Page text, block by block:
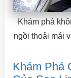
Khám phá
ngồi thoải mái
Khám Phá